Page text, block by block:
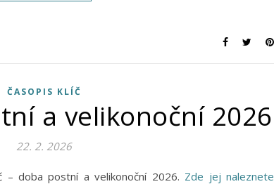
ČASOPIS KLÍČ
a velikonoční 2026
22. 2. 2026
– doba postní a velikonoční 2026. Zde jej naleznete